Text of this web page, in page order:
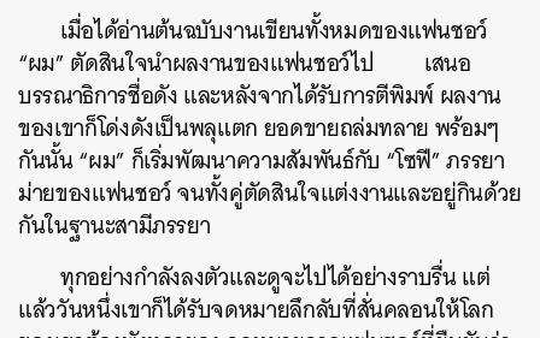
เมื่อได้อ่านต้นฉบับงานเขียนทั้งหมดของแฟนชอว์
“ผม” ตัดสินใจนำผลงานของแฟนชอว์ไป เสนอ
บรรณาธิการชื่อดัง และหลังจากได้รับการตีพิมพ์ ผลงาน
ของเขาก็โด่งดังเป็นพลุแตก ยอดขายถล่มทลาย พร้อมๆ
กันนั้น “ผม” ก็เริ่มพัฒนาความสัมพันธ์กับ “โซฟี” ภรรยา
ม่ายของแฟนชอว์ จนทั้งคู่ตัดสินใจแต่งงานและอยู่กินด้วย
กันในฐานะสามีภรรยา
ทุกอย่างกำลังลงตัวและดูจะไปได้อย่างราบรื่น แต่
แล้ววันหนึ่งเขาก็ได้รับจดหมายลึกลับที่สั่นคลอนให้โลก